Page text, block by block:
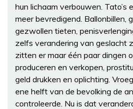
hun lichaam verbouwen. Tato’s
meer bevredigend. Ballonbillen,
gezwollen tieten,
zelfs verandering van geslacht
zitten er maar één paar dingen
produceren en verkopen,
geld drukken en oplichting.
ene helft van de bevolking de
controleerde. Nu is dat